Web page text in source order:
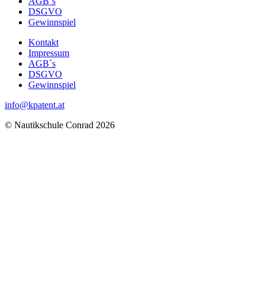
DSGVO
Gewinnspiel
Kontakt
Impressum
AGB´s
DSGVO
Gewinnspiel
info@kpatent.at
© Nautikschule Conrad 2026